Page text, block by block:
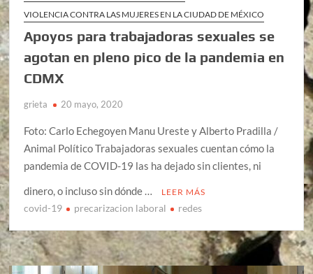
VIOLENCIA CONTRA LAS MUJERES EN LA CIUDAD DE MÉXICO
Apoyos para trabajadoras sexuales se
agotan en pleno pico de la pandemia en
CDMX
grieta 20 mayo, 2020
Foto: Carlo Echegoyen Manu Ureste y Alberto Pradilla /
Animal Político Trabajadoras sexuales cuentan cómo la
pandemia de COVID-19 las ha dejado sin clientes, ni
dinero, o incluso sin dónde …
LEER MÁS
covid-19 precarizacion laboral redes